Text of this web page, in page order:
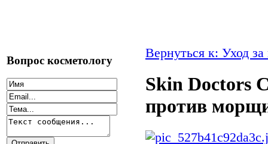
Вопрос косметологу
Вернуться к: Уход за
Skin Doctors
против